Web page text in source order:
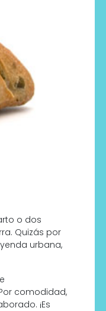
o dos
Quizás por
urbana,
comodidad,
¡Es